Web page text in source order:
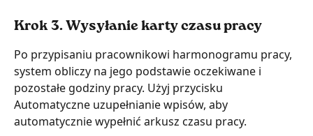
Krok 3. Wysyłanie karty czasu pracy
Po przypisaniu pracownikowi harmonogramu pracy,
system obliczy na jego podstawie oczekiwane i
pozostałe godziny pracy. Użyj przycisku
Automatyczne uzupełnianie wpisów, aby
automatycznie wypełnić arkusz czasu pracy.